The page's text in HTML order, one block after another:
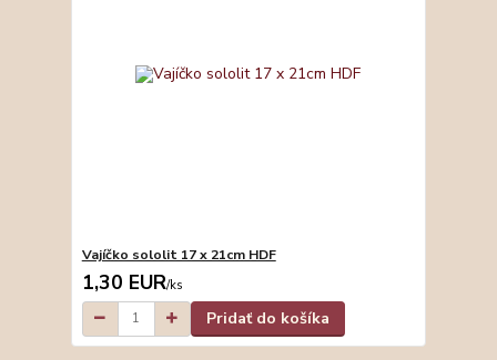
Vajíčko sololit 17 x 21cm HDF
1,30 EUR/ks
Pridať do košíka